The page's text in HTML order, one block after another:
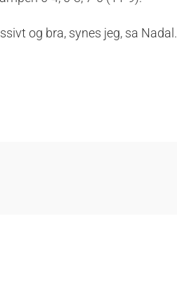
og bra, synes jeg, sa Nadal.